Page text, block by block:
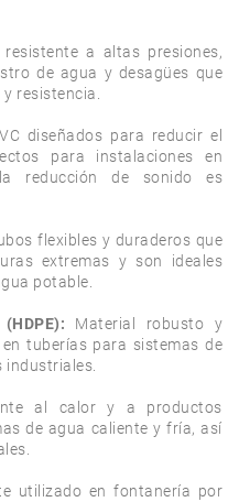
a altas presiones,
de agua y desagües que
resistencia.
diseñados para reducir el
para instalaciones en
reducción de sonido es
flexibles y duraderos que
extremas y son ideales
potable.
Material robusto y
tuberías para sistemas de
industriales.
al calor y a productos
de agua caliente y fría, así
utilizado en fontanería por